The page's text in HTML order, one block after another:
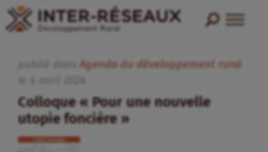
Agenda du développement rural
Colloque « Pour une nouvelle
utopie foncière »